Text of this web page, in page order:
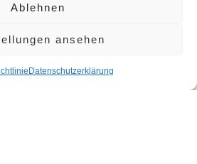
Ablehnen
ansehen
Datenschutzerklärung
Siegel Zertifikat Champion